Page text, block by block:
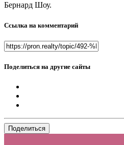
Бернард Шоу.
Ссылка на комментарий
Поделиться на другие сайты
Поделиться